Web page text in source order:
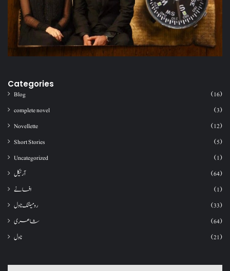
Categories
Blog
(16)
complete novel
(3)
Novellette
(12)
Short Stories
(5)
Uncategorized
(1)
آرٹیکل
(64)
افسانے
(1)
رومینٹک ناول
(33)
شاعری
(64)
ناول
(21)